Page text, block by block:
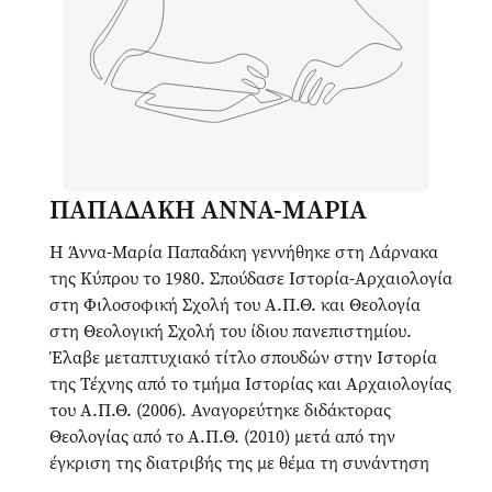
ΠΑΠΑΔΑΚΗ ΑΝΝΑ-ΜΑΡΙΑ
Η Άννα-Μαρία Παπαδάκη γεννή­θηκε στη Λάρνακα
της Κύπρου το 1980. Σπούδασε Ιστορία-Αρχαιολο­γία
στη Φιλοσοφική Σχολή του Α.Π.Θ. και Θεολογία
στη Θεολογική Σχολή του ίδιου πανεπιστημίου.
Έλαβε μεταπτυχιακό τίτλο σπουδών στην Ιστορία
της Τέχνης από το τμήμα Ιστορίας και Αρχαιολογίας
του Α.Π.Θ. (2006). Αναγορεύτηκε διδάκτορας
Θεολογίας από το Α.Π.Θ. (2010) μετά από την
έγκριση της διατριβής της με θέμα τη συνάντηση